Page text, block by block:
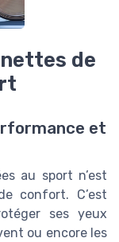
de
et
au sport n’est
confort. C’est
ses yeux
ou encore les